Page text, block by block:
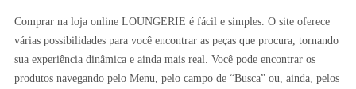
Comprar na loja online LOUNGERIE é fácil e simples. O site oferece
várias possibilidades para você encontrar as peças que procura, tornando
sua experiência dinâmica e ainda mais real. Você pode encontrar os
produtos navegando pelo Menu, pelo campo de “Busca” ou, ainda, pelos